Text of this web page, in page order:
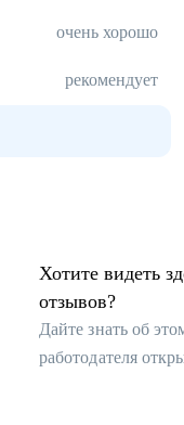
очень хорошо
рекомендует
Хотите видеть
отзывов?
Дайте знать об
работодателя